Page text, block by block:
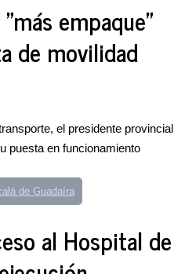
empaque"
de movilidad
el presidente provincial
puesta en funcionamiento
de Guadaíra
al Hospital de